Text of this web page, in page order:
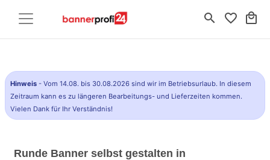
search favorite_border local_mall
Hinweis - Vom 14.08. bis 30.08.2026 sind wir im Betriebsurlaub. In diesem
Zeitraum kann es zu längeren Bearbeitungs- und Lieferzeiten kommen.
Vielen Dank für Ihr Verständnis!
Runde Banner selbst gestalten in